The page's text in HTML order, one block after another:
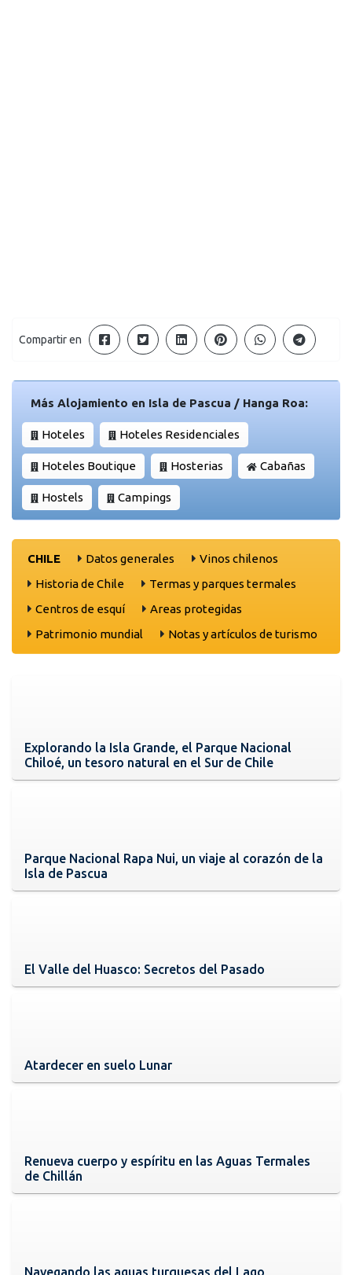
Compartir en
Más Alojamiento en Isla de Pascua / Hanga Roa:
Hoteles Hoteles Residenciales
Hoteles Boutique Hosterias Cabañas
Hostels Campings
CHILE Datos generales
Vinos chilenos
Historia de Chile
Termas y parques termales
Centros de esquí
Areas protegidas
Patrimonio mundial
Notas y artículos de turismo
Explorando la Isla Grande, el Parque Nacional
Chiloé, un tesoro natural en el Sur de Chile
Parque Nacional Rapa Nui, un viaje al corazón de la
Isla de Pascua
El Valle del Huasco: Secretos del Pasado
Atardecer en suelo Lunar
Renueva cuerpo y espíritu en las Aguas Termales
de Chillán
Navegando las aguas turquesas del Lago